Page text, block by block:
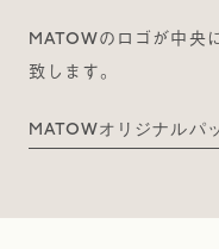
MATOWのロゴが中央
致します。
MATOWオリジナルパ